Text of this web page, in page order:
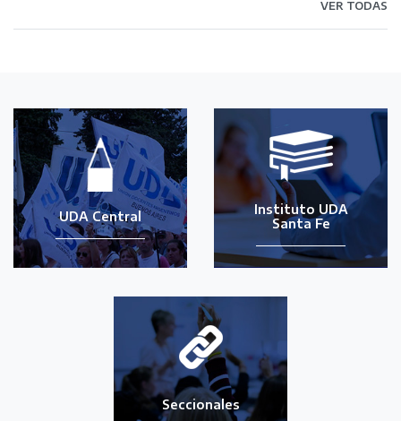
VER TODAS
UDA Central
Instituto UDA
Santa Fe
Seccionales